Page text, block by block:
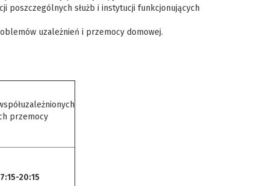
poszczególnych służb i instytucji funkcjonujących
uzależnień i przemocy domowej.
przemocy
20:15